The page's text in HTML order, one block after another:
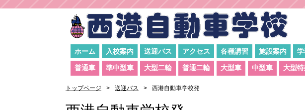
ホーム 入校案内 送迎バス アクセス 各種講習 施設案内
普通車 準中型車 大型二輪 普通二輪 大型車 中型車 大型
トップページ 送迎バス 西港自動車学校発